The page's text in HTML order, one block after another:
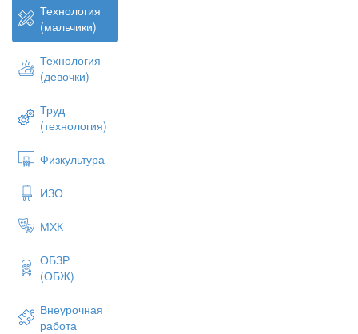
Технология
(мальчики)
Технология
(девочки)
Труд
(технология)
Физкультура
ИЗО
МХК
ОБЗР
(ОБЖ)
Внеурочная
работа